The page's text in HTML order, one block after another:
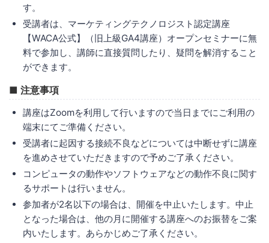
す。
受講者は、マーケティングテクノロジスト認定講座
【WACA公式】（旧上級GA4講座）オープンセミナーに無
料で参加し、講師に直接質問したり、疑問を解消すること
ができます。
■ 注意事項
講座はZoomを利用して行いますので当日までにご利用の
端末にてご準備ください。
受講者に起因する接続不良などについては中断せずに講座
を進めさせていただきますので予めご了承ください。
コンピュータの動作やソフトウェアなどの動作不良に関す
るサポートは行いません。
参加者が2名以下の場合は、開催を中止いたします。中止
となった場合は、他の月に開催する講座へのお振替をご案
内いたします。あらかじめご了承ください。